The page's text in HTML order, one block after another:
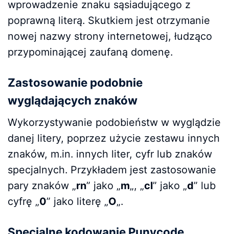
wprowadzenie znaku sąsiadującego z
poprawną literą. Skutkiem jest otrzymanie
nowej nazwy strony internetowej, łudząco
przypominającej zaufaną domenę.
Zastosowanie podobnie
wyglądających znaków
Wykorzystywanie podobieństw w wyglądzie
danej litery, poprzez użycie zestawu innych
znaków, m.in. innych liter, cyfr lub znaków
specjalnych. Przykładem jest zastosowanie
pary znaków „rn” jako „m„, „cl” jako „d” lub
cyfrę „0” jako literę „O„.